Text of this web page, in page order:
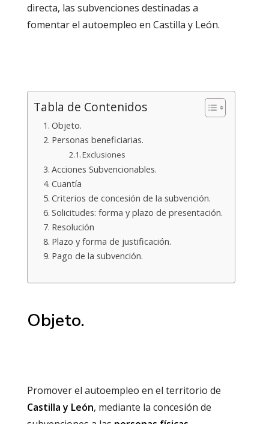
directa, las subvenciones destinadas a
fomentar el autoempleo en Castilla y León.
Tabla de Contenidos
Objeto.
Personas beneficiarias.
Exclusiones
Acciones Subvencionables.
Cuantía
Criterios de concesión de la subvención.
Solicitudes: forma y plazo de presentación.
Resolución
Plazo y forma de justificación.
Pago de la subvención.
Objeto.
Promover el autoempleo en el territorio de
Castilla y León, mediante la concesión de